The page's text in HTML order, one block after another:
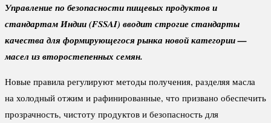
Управление по безопасности пищевых продуктов и
стандартам Индии (FSSAI) вводит строгие стандарты
качества для формирующегося рынка новой категории —
масел из второстепенных семян.
Новые правила регулируют методы получения, разделяя масла
на холодный отжим и рафинированные, что призвано обеспечить
прозрачность, чистоту продуктов и безопасность для